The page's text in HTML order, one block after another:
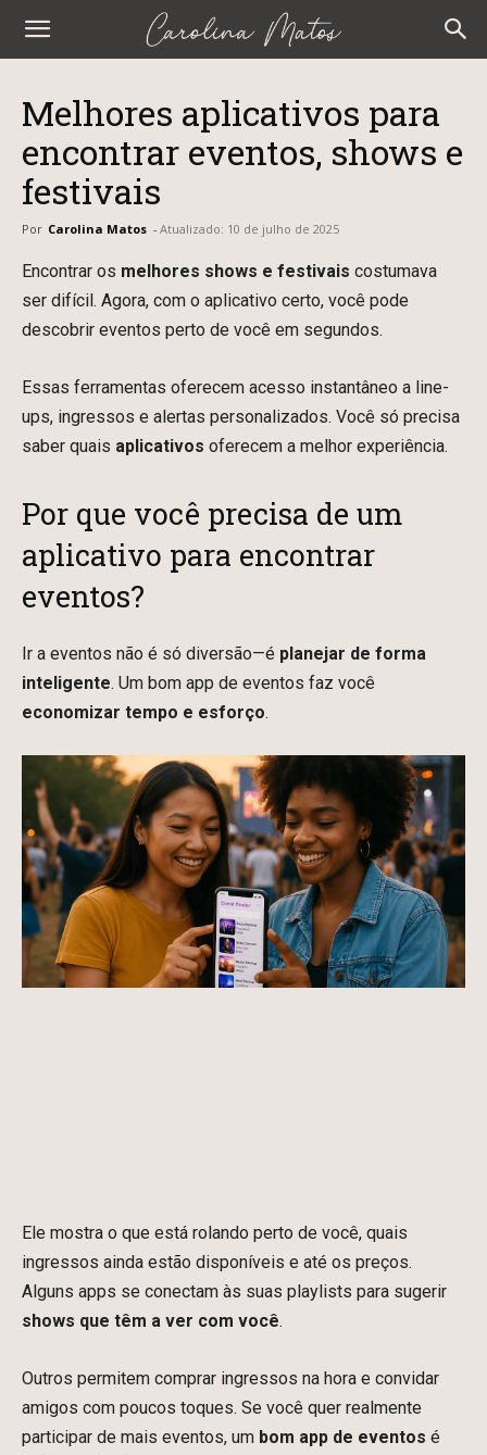
Carolina
Melhores aplicativos para
encontrar eventos, shows e
festivais
Por Carolina Matos - Atualizado: 10 de julho de 2025
Encontrar os melhores shows e festivais costumava
ser difícil. Agora, com o aplicativo certo, você pode
descobrir eventos perto de você em segundos.
Essas ferramentas oferecem acesso instantâneo a line-
ups, ingressos e alertas personalizados. Você só precisa
saber quais aplicativos oferecem a melhor experiência.
Por que você precisa de um
aplicativo para encontrar
eventos?
Ir a eventos não é só diversão—é planejar de forma
inteligente. Um bom app de eventos faz você
economizar tempo e esforço.
Ele mostra o que está rolando perto de você, quais
ingressos ainda estão disponíveis e até os preços.
Alguns apps se conectam às suas playlists para sugerir
shows que têm a ver com você.
Outros permitem comprar ingressos na hora e convidar
amigos com poucos toques. Se você quer realmente
participar de mais eventos, um bom app de eventos é